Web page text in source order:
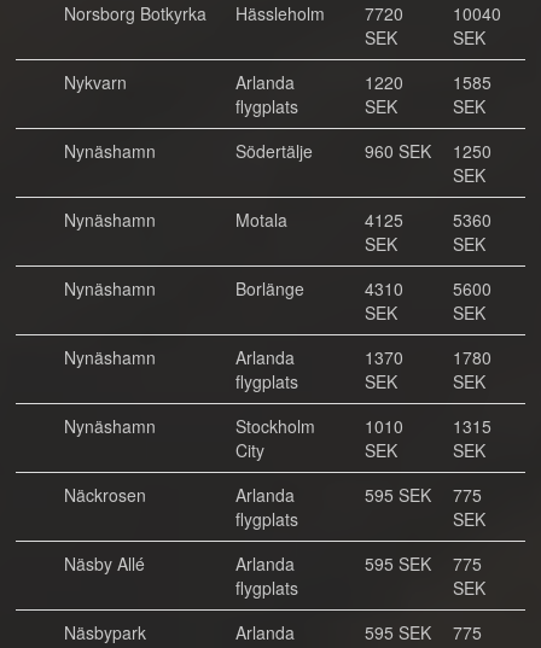
Norsborg Botkyrka
Hässleholm
7720
SEK
10040
SEK
Nykvarn
Arlanda
flygplats
1220
SEK
1585
SEK
Nynäshamn
Södertälje 960 SEK
1250
SEK
Nynäshamn
Motala
4125
SEK
5360
SEK
Nynäshamn
Borlänge
4310
SEK
5600
SEK
Nynäshamn
Arlanda
flygplats
1370
SEK
1780
SEK
Nynäshamn
Stockholm
City
1010
SEK
1315
SEK
Näckrosen
Arlanda
flygplats
595 SEK
775
SEK
Näsby Allé
Arlanda
flygplats
595 SEK
775
SEK
Näsbypark
Arlanda
595 SEK
775